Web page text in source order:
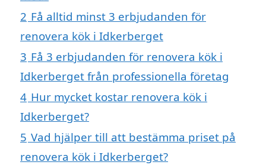
2 Få alltid minst 3 erbjudanden för
renovera kök i Idkerberget
3 Få 3 erbjudanden för renovera kök i
Idkerberget från professionella företag
4 Hur mycket kostar renovera kök i
Idkerberget?
5 Vad hjälper till att bestämma priset på
renovera kök i Idkerberget?